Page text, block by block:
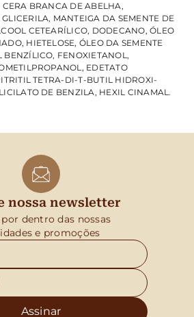
BRANCA DE ABELHA,
MANTEIGA DA SEMENTE DE
CETEARÍLICO, DODECANO, ÓLEO
HIETELOSE, ÓLEO DA SEMENTE
BENZÍLICO, FENOXIETANOL,
EDETATO
TETRA-DI-T-BUTIL HIDROXI-
DE BENZILA, HEXIL CINAMAL.
nossa newsletter
dentro das nossas
e promoções
Assinar